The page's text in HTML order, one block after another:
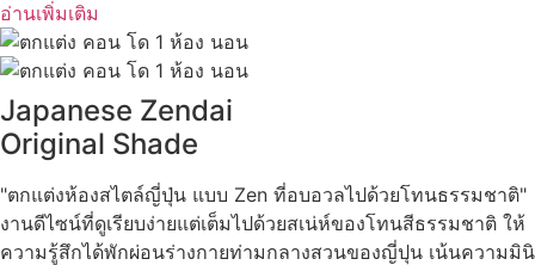
อ่านเพิ่มเติม
Japanese Zendai
Original Shade
"ตกแต่งห้องสไตล์ญี่ปุ่น แบบ Zen ที่อบอวลไปด้วยโทนธรรมชาติ"
งานดีไซน์ที่ดูเรียบง่ายแต่เต็มไปด้วยสเน่ห์ของโทนสีธรรมชาติ ให้
ความรู้สึกได้พักผ่อนร่างกายท่ามกลางสวนของญี่ปุน เน้นความมินิ